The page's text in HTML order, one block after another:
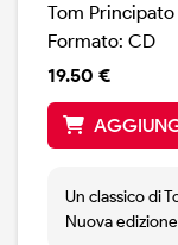
Tom Principato
Formato: CD
19.50 €
Un classico di
Nuova